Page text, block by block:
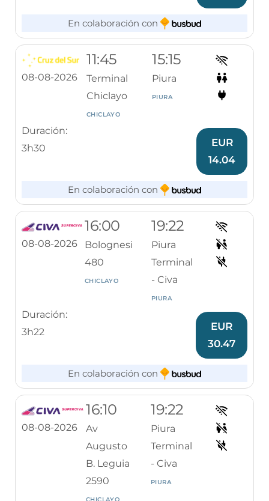
En colaboración con
08-08-2026
11:45
Terminal
Chiclayo
CHICLAYO
15:15
Piura
PIURA
Duración:
3h30
EUR
14.04
En colaboración con
08-08-2026
16:00
Bolognesi
480
CHICLAYO
19:22
Piura
Terminal
- Civa
PIURA
Duración:
3h22
EUR
30.47
En colaboración con
08-08-2026
16:10
Av
Augusto
B. Leguia
2590
19:22
Piura
Terminal
- Civa
PIURA